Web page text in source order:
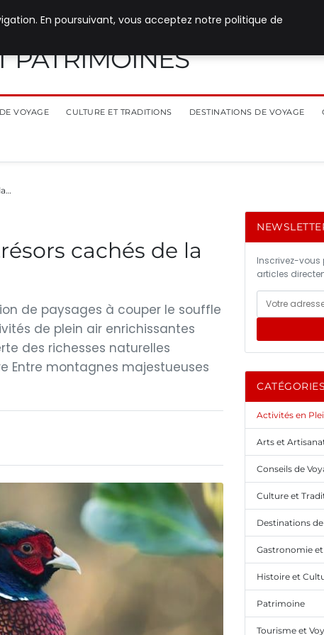
PATRIMOINES
VOYAGE CULTURE ET TRADITIONS DESTINATIONS DE VOYAGE
cachés de la
de paysages à couper le souffle
de plein air enrichissantes
des richesses naturelles
Entre montagnes majestueuses
Inscrivez-vous
articles
CATÉGORIES
Activités en
Arts et
Conseils de
Culture et
Destinations
Gastronomie et
Histoire et
Patrimoine
Tourisme et
En poursuivant, vous acceptez notre politique de